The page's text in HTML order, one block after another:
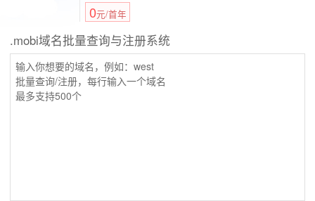
0元/首年
.mobi域名批量查询与注册系统